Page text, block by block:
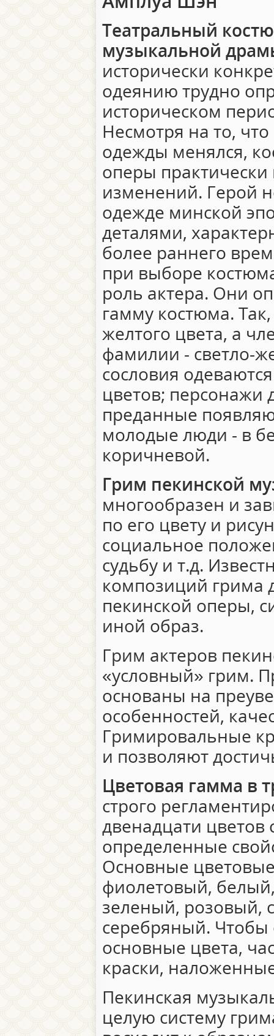
Театральный
музыкальной
исторически
одеянию трудно
историческом
Несмотря на то,
одежды менялся,
оперы
изменений. Герой
одежде минской
деталями,
более раннего
при выборе
роль актера. Они
гамму костюма.
желтого цвета, а
фамилии - светло-
сословия
цветов; персонажи
преданные
молодые люди - в
коричневой.
Грим пекинской
многообразен и
по его цвету и
социальное
судьбу и т.д.
композиций грима
пекинской оперы,
иной образ.
Грим актеров
«условный» грим.
основаны на
особенностей,
Гримировальные
и позволяют
Цветовая гамма в
строго
двенадцати цветов
определенные
Основные
фиолетовый,
зеленый, розовый,
серебряный. Чтобы
основные цвета,
краски,
Пекинская
целую систему